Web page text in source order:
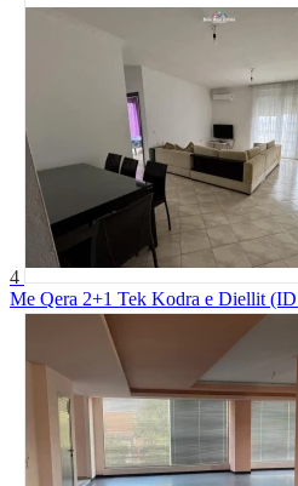
4
Me Qera 2+1 Tek Kodra e Diellit